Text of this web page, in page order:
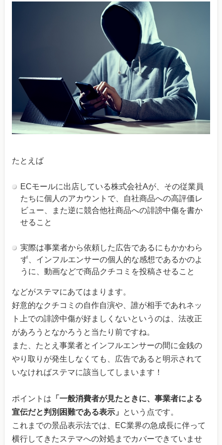
たとえば
ECモールに出店している株式会社Aが、その従業員
たちに個人のアカウントで、自社商品への高評価レ
ビュー、また逆に競合他社商品への誹謗中傷を書か
せること
実際は事業者から依頼した広告であるにもかかわら
ず、インフルエンサーの個人的な感想であるかのよ
うに、動画などで商品クチコミを投稿させること
などがステマにあてはまります。
好意的なクチコミの自作自演や、誰が相手であれネッ
ト上での誹謗中傷が好ましくないというのは、法改正
があろうとなかろうと当たり前ですね。
また、たとえ事業者とインフルエンサーの間に金銭の
やり取りが発生しなくても、広告であると明示されて
いなければステマに該当してしまいます！
ポイントは 「一般消費者が見たときに、事業者による
宣伝だと判別困難である表示」 という点です。
これまでの景品表示法では、EC業界の急成長に伴って
横行してきたステマへの対処までカバーできていませ